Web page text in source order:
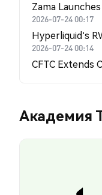
Zama
2026-07-24 00:17
Hyperliquid's
2026-07-24 00:14
CFTC Extends
Академия